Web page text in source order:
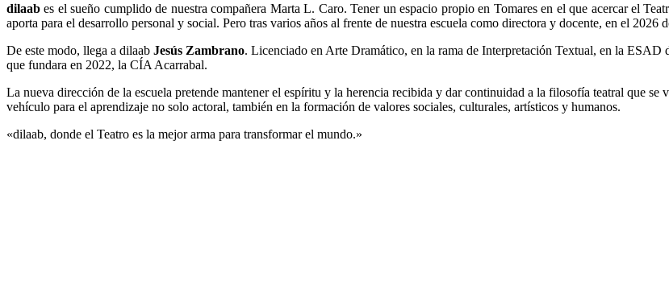
dilaab es el sueño cumplido de nuestra compañera Marta L. Caro. Tener un espacio propio en Tomares en el que acercar el
aporta para el desarrollo personal y social. Pero tras varios años al frente de nuestra escuela como directora y docente, en el 2026
De este modo, llega a dilaab Jesús Zambrano. Licenciado en Arte Dramático, en la rama de Interpretación Textual, en la ESAD
que fundara en 2022, la CÍA Acarrabal.
La nueva dirección de la escuela pretende mantener el espíritu y la herencia recibida y dar continuidad a la filosofía teatral que se
vehículo para el aprendizaje no solo actoral, también en la formación de valores sociales, culturales, artísticos y humanos.
«dilaab, donde el Teatro es la mejor arma para transformar el mundo.»